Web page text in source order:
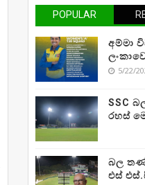
POPULAR
අම්මා
5/22/
SSC
රහස්
බල
එස්